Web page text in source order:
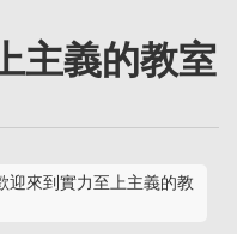
主義的教室
迎來到實力至上主義的教